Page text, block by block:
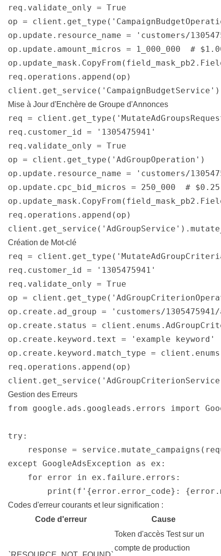
req.validate_only = True
op =
op.update.resource_name = 'customers/
op.update.amount_micros = 1_000_000  #
req.operations.append(op)
Mise à Jour d'Enchère de Groupe d'Annonces
req =
req.customer_id = '1305475941'
req.validate_only = True
op = client.get_type('AdGroupOperation')
op.update.resource_name = 'customers/
op.update.cpc_bid_micros = 250_000  # $0.25
req.operations.append(op)
Création de Mot-clé
req =
req.customer_id = '1305475941'
req.validate_only = True
op =
op.create.ad_group = 'customers/1305475941/
op.create.status =
op.create.keyword.text = 'example keyword'
op.create.keyword.match_type =
req.operations.append(op)
Gestion des Erreurs
from google.ads.googleads.errors import
try:
response =
except GoogleAdsException as ex:
    for error in ex.failure.errors:
print(f'{error.error_code}:
Codes d'erreur courants et leur signification :
Code d'erreur
Cause
Token d'accès Test sur un
compte de production